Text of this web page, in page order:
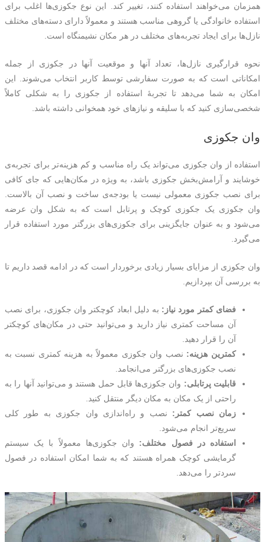
همزمان می‌خواهند استفاده کنند، تغییر کند. این نوع جکوزی‌ها اغلب برای
استفاده خانوادگی یا گروهی مناسب هستند و معمولاً دارای دسته‌های مختلف
نازل‌ها برای ایجاد تجربه‌های مختلف در هر مکان نشیمنگاه است.
نحوه قرارگیری نازل‌ها، تعداد آنها و موقعیت آنها در جکوزی از جمله
امکاناتی است که به صورت سفارشی توسط کاربر انتخاب می‌شوند. این
امکان به شما می‌دهد تا تجربهٔ استفاده از جکوزی را به شکلی کاملاً
شخصی‌سازی کنید که با سلیقه و نیازهای خود همخوانی داشته باشد.
وان جکوزی
استفاده از وان جکوزی می‌تواند یک راه مناسب و کم هزینه‌تر برای تجربه‌ی
خوشایند و آرامش‌بخش جکوزی باشد، به ویژه در مکان‌هایی که جای کافی
برای نصب جکوزی معمولی نیست یا بودجه‌ی ساخت و نصب آن بالاست.
وان جکوزی یک جکوزی کوچک و پرتابل است که به شکل وان عرضه
می‌شود و به عنوان جایگزینی برای جکوزی‌های بزرگتر مورد استفاده قرار
می‌گیرد.
وان جکوزی از مزایای بسیار زیادی برخوردار است که در ادامه قصد داریم تا
به بررسی آن بپردازیم.
فضای کمتر مورد نیاز: به دلیل ابعاد کوچکتر وان جکوزی، برای نصب
آن مساحت کمتری نیاز دارید و می‌توانید حتی در مکان‌های کوچکتر
آن را قرار دهید.
کمترین هزینه: نصب وان جکوزی معمولاً به هزینه کمتری نسبت به
نصب جکوزی‌های بزرگتر می‌انجامد.
قابلیت پرتابلی: وان جکوزی‌ها قابل حمل هستند و می‌توانید آنها را به
راحتی از یک مکان به مکان دیگر منتقل کنید.
زمان نصب کمتر: نصب و راه‌اندازی وان جکوزی به طور کلی
سریع‌تر انجام می‌شود.
استفاده در فصول مختلف: وان جکوزی‌ها معمولاً با یک سیستم
گرمایشی کوچک همراه هستند که به شما امکان استفاده در فصول
سردتر را می‌دهد.